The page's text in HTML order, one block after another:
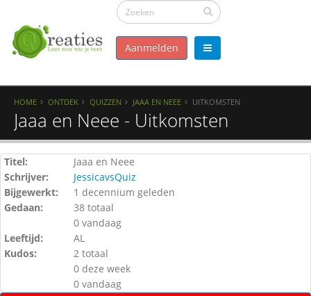
Aanmelden
HOME ONTDEK QUIZZEN JAAA EN NEEE UITKOMSTEN
Jaaa en Neee - Uitkomsten
Titel:
Jaaa en Neee
Schrijver:
JessicavsQuiz
Bijgewerkt:
1 decennium geleden
Gedaan:
38 totaal
0 vandaag
Leeftijd:
AL
Kudos:
2 totaal
0 deze week
0 vandaag